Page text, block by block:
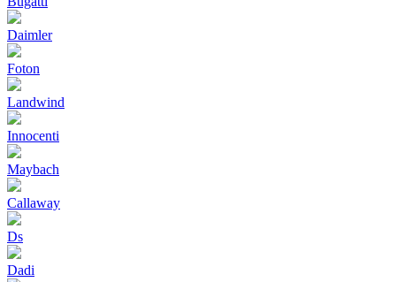
Daimler
Foton
Landwind
Innocenti
Maybach
Callaway
Ds
Dadi